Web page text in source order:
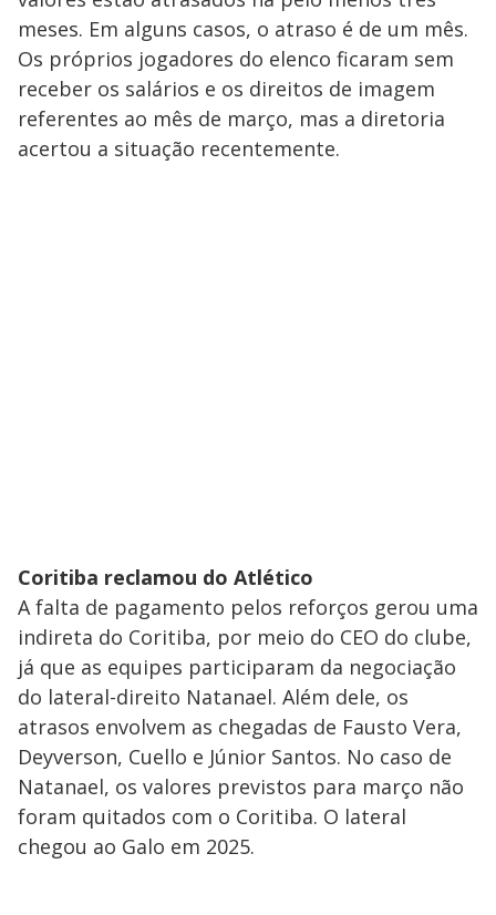
meses. Em alguns casos, o atraso é de um mês.
Os próprios jogadores do elenco ficaram sem
receber os salários e os direitos de imagem
referentes ao mês de março, mas a diretoria
acertou a situação recentemente.
Coritiba reclamou do Atlético
A falta de pagamento pelos reforços gerou uma
indireta do Coritiba, por meio do CEO do clube,
já que as equipes participaram da negociação
do lateral-direito Natanael. Além dele, os
atrasos envolvem as chegadas de Fausto Vera,
Deyverson, Cuello e Júnior Santos. No caso de
Natanael, os valores previstos para março não
foram quitados com o Coritiba. O lateral
chegou ao Galo em 2025.